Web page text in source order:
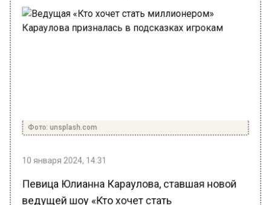
Певица Юлианна Караулова, ставшая новой
ведущей шоу «Кто хочет стать